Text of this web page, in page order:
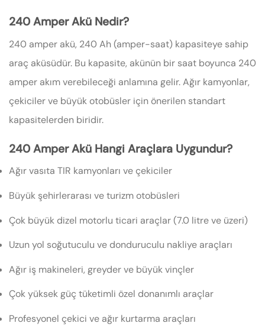
240 Amper Akü Nedir?
240 amper akü, 240 Ah (amper-saat) kapasiteye sahip
araç aküsüdür. Bu kapasite, akünün bir saat boyunca 240
amper akım verebileceği anlamına gelir. Ağır kamyonlar,
çekiciler ve büyük otobüsler için önerilen standart
kapasitelerden biridir.
240 Amper Akü Hangi Araçlara Uygundur?
Ağır vasıta TIR kamyonları ve çekiciler
Büyük şehirlerarası ve turizm otobüsleri
Çok büyük dizel motorlu ticari araçlar (7.0 litre ve üzeri)
Uzun yol soğutuculu ve donduruculu nakliye araçları
Ağır iş makineleri, greyder ve büyük vinçler
Çok yüksek güç tüketimli özel donanımlı araçlar
Profesyonel çekici ve ağır kurtarma araçları